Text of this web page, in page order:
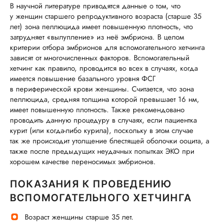
В научной литературе приводятся данные о том, что
у женщин старшего репродуктивного возраста (старше 35
лет) зона пеллюцида имеет повышенную плотность, что
затрудняет «вылупление» из неё эмбриона. В целом
критерии отбора эмбрионов для вспомогательного хетчинга
зависят от многочисленных факторов. Вспомогательный
хетчинг как правило, проводится во всех в случаях, когда
имеется повышение базального уровня ФСГ
в периферической крови женщины. Считается, что зона
пеллюцида, средняя толщина которой превышает 16 нм,
имеет повышенную плотность. Также рекомендовано
проводить данную процедуру в случаях, если пациентка
курит (или когда-либо курила), поскольку в этом случае
так же происходит утолщение блестящей оболочки ооцита, а
также после предыдущих неудачных попытках ЭКО при
хорошем качестве переносимых эмбрионов.
ПОКАЗАНИЯ К ПРОВЕДЕНИЮ
ВСПОМОГАТЕЛЬНОГО ХЕТЧИНГА
Возраст женщины старше 35 лет.